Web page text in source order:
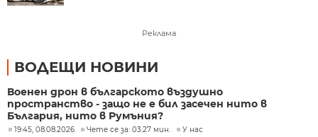
Реклама
ВОДЕЩИ НОВИНИ
Военен дрон в българското въздушно
пространство - защо не е бил засечен нито в
България, нито в Румъния?
19:45, 08.08.2026 Чете се за: 03:27 мин. У нас